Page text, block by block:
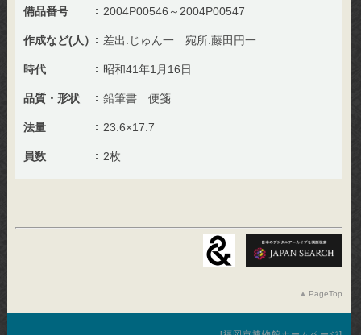
備品番号 2004P00546～2004P00547
作成など(人） 差出:じゅん一 宛所:藤田円一
時代 昭和41年1月16日
品質・形状 鉛筆書 便箋
法量 23.6×17.7
員数 2枚
PageTop